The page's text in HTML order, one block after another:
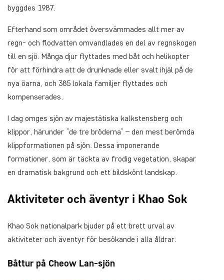
byggdes 1987.
Efterhand som området översvämmades allt mer av
regn- och flodvatten omvandlades en del av regnskogen
till en sjö. Många djur flyttades med båt och helikopter
för att förhindra att de drunknade eller svalt ihjäl på de
nya öarna, och 385 lokala familjer flyttades och
kompenserades.
I dag omges sjön av majestätiska kalkstensberg och
klippor, härunder ”de tre bröderna” – den mest berömda
klippformationen på sjön. Dessa imponerande
formationer, som är täckta av frodig vegetation, skapar
en dramatisk bakgrund och ett bildskönt landskap.
Aktiviteter och äventyr i Khao Sok
Khao Sok nationalpark bjuder på ett brett urval av
aktiviteter och äventyr för besökande i alla åldrar.
Båttur på Cheow Lan-sjön